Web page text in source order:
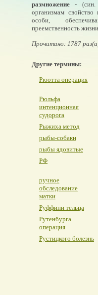
размножение -
организмам свойство
особи,
преемственность
Прочитано: 1787
Другие термины:
Рюотта операция
Рюльфа
интенционная
судорога
Рыжиха метод
рыбы-собаки
рыбы ядовитые
РФ
ручное
обследование
матки
Руффини тельца
Рутенбурга
операция
Рустицкого болезнь